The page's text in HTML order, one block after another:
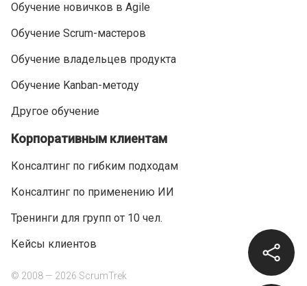
Обучение новичков в Agile
Обучение Scrum-мастеров
Обучение владельцев продукта
Обучение Kanban-методу
Другое обучение
Корпоративным клиентам
Консалтинг по гибким подходам
Консалтинг по применению ИИ
Тренинги для групп от 10 чел.
Кейсы клиентов
© 2008 — 2026 ScrumTrek